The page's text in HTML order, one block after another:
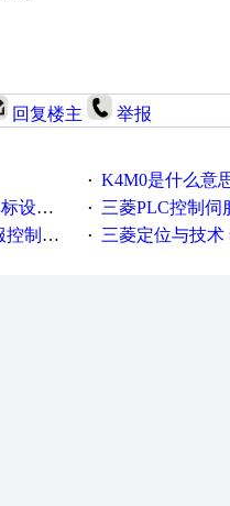
回复楼主 举报
· K4M0是什么意
原理图纸 · 三菱PLC控制伺
学得快！ · 三菱定位与技术